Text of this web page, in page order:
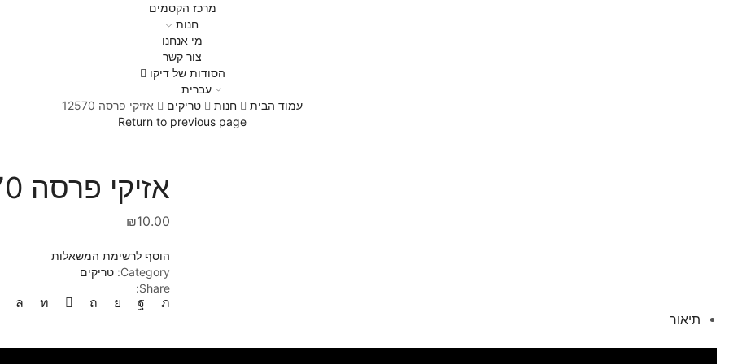
מרכז הקסמים
חנות
מי אנחנו
צור קשר
הסודות של דיקו
עברית
עמוד הבית
חנות טריקים
אזיקי פרסה 12570
Return to previous page
אזיקי פרסה 12570
₪10.00
הוסף לרשימת המשאלות
Category: טריקים
Share:
תיאור